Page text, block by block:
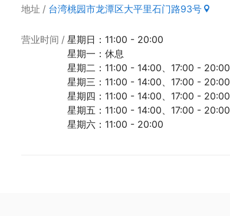
地址 台湾桃园市龙潭区大平里石门路93号
营业时间
星期日：11:00 - 20:00
星期一：休息
星期二：11:00 - 14:00、17:00 - 20:00
星期三：11:00 - 14:00、17:00 - 20:00
星期四：11:00 - 14:00、17:00 - 20:00
星期五：11:00 - 14:00、17:00 - 20:00
星期六：11:00 - 20:00